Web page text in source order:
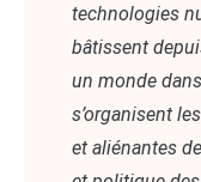
technologies
bâtissent
un monde
s’organisent
et aliénantes